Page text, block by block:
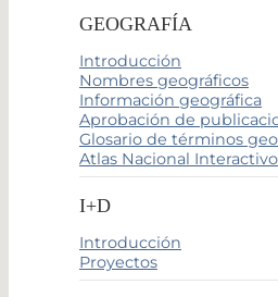
GEOGRAFÍA
Introducción
Nombres geográficos
Información geográfica
Aprobación de
Glosario de términos
Atlas Nacional
I+D
Introducción
Proyectos